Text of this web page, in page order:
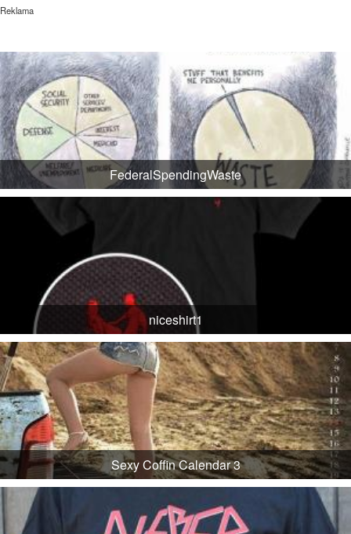
Reklama
FederalSpendingWaste
niceshirt1
Sexy Coffin Calendar 3